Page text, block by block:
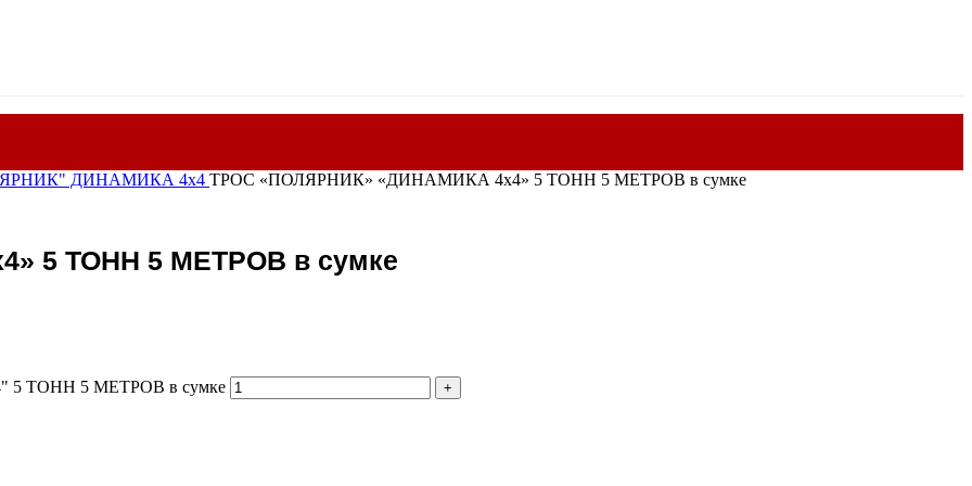
ДИНАМИКА 4х4 ТРОС «ПОЛЯРНИК» «ДИНАМИКА 4х4» 5 ТОНН 5 МЕТРОВ в сумке
5 ТОНН 5 МЕТРОВ в сумке
5 ТОНН 5 МЕТРОВ в сумке